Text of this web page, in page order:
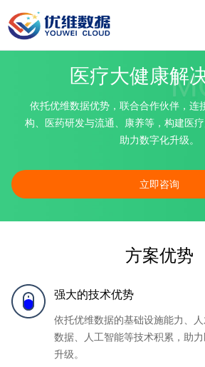
医疗大健康解
依托优维数据优势，联合合作伙伴，连
构、医药研发与流通、康养等，构建医
助力数字化升级。
立即咨询
方案优势
强大的技术优势
依托优维数据的基础设施能力、
数据、人工智能等技术积累，助
升级。